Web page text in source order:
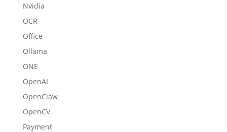
Nvidia
OCR
Office
Ollama
ONE
OpenAI
OpenClaw
OpenCV
Payment